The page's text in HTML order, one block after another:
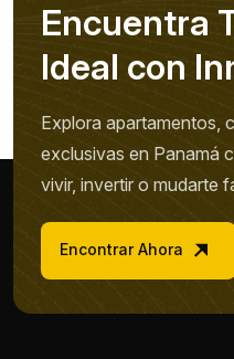
Encuentra
Ideal con In
Explora apartamentos,
exclusivas en Panamá
vivir, invertir o mudarte
Encontrar Ahora